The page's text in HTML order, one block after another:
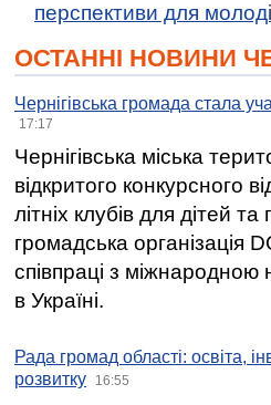
перспективи для молоді
ОСТАННІ НОВИНИ
Чернігівська громада стала
17:17
Чернігівська міська
відкритого конкурсного
літніх клубів для дітей
громадська організація
співпраці з
в Україні.
Рада громад області: освіта,
розвитку
16:55